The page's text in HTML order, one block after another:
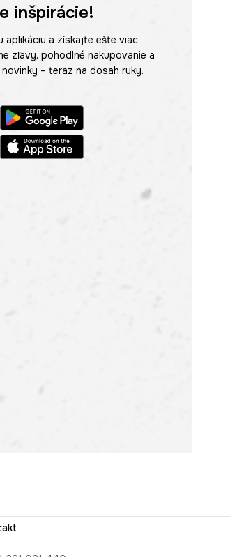
inšpirácie!
aplikáciu a získajte ešte viac
zľavy, pohodlné nakupovanie a
– teraz na dosah ruky.